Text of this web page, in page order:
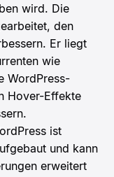
wird. Die
den
Er liegt
wie
WordPress-
Hover-Effekte
ist
und kann
erweitert